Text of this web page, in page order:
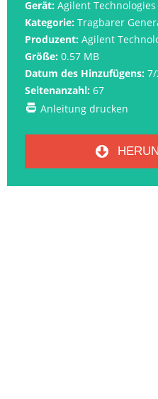
Gerät: Agilent Technologies
Kategorie: Tragbarer
Produzent: Agilent
Größe: 0.57 MB
Datum des Hinzufügens:
Seitenanzahl: 67
Anleitung drucken